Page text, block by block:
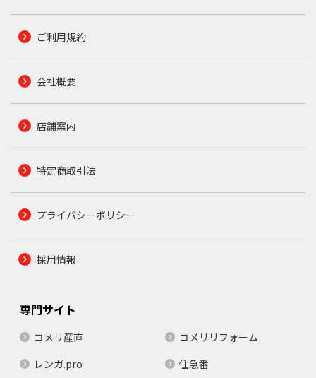
ご利用規約
会社概要
店舗案内
特定商取引法
プライバシーポリシー
採用情報
専門サイト
コメリ産直
コメリリフォーム
レンガ.pro
住急番